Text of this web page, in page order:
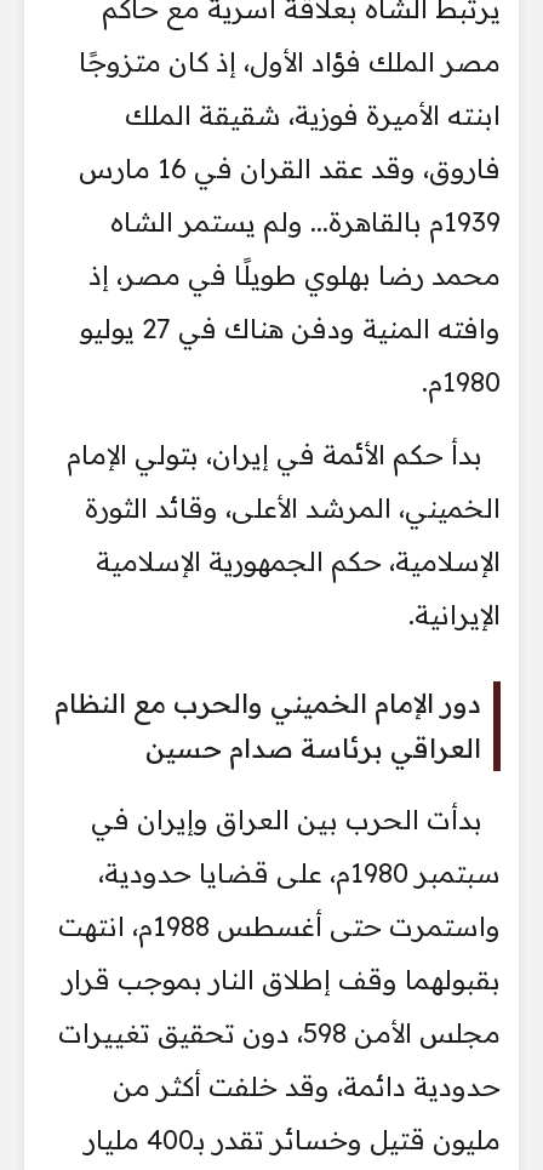
يرتبط الشاه بعلاقة أسرية مع حاكم
مصر الملك فؤاد الأول، إذ كان متزوجًا
ابنته الأميرة فوزية، شقيقة الملك
فاروق، وقد عقد القران في 16 مارس
1939م بالقاهرة... ولم يستمر الشاه
محمد رضا بهلوي طويلًا في مصر، إذ
وافته المنية ودفن هناك في 27 يوليو
1980م.
بدأ حكم الأئمة في إيران، بتولي الإمام
الخميني، المرشد الأعلى، وقائد الثورة
الإسلامية، حكم الجمهورية الإسلامية
الإيرانية.
دور الإمام الخميني والحرب مع النظام
العراقي برئاسة صدام حسين
بدأت الحرب بين العراق وإيران في
سبتمبر 1980م، على قضايا حدودية،
واستمرت حتى أغسطس 1988م، انتهت
بقبولهما وقف إطلاق النار بموجب قرار
مجلس الأمن 598، دون تحقيق تغييرات
حدودية دائمة، وقد خلفت أكثر من
مليون قتيل وخسائر تقدر بـ400 مليار